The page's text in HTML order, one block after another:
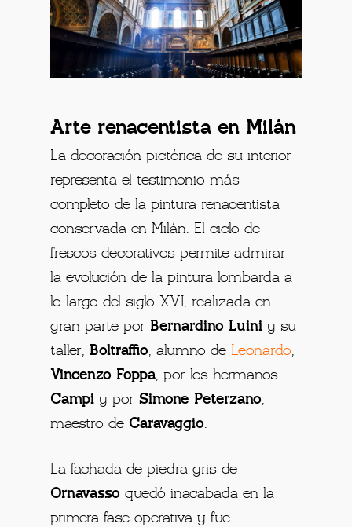
Arte renacentista en Milán
La decoración pictórica de su interior
representa el testimonio más
completo de la pintura renacentista
conservada en Milán. El ciclo de
frescos decorativos permite admirar
la evolución de la pintura lombarda a
lo largo del siglo XVI, realizada en
gran parte por Bernardino Luini y su
taller, Boltraffio, alumno de Leonardo,
Vincenzo Foppa, por los hermanos
Campi y porSimone Peterzano,
maestro deCaravaggio.
La fachada de piedra gris de
Ornavasso quedó inacabada en la
primera fase operativa y fue